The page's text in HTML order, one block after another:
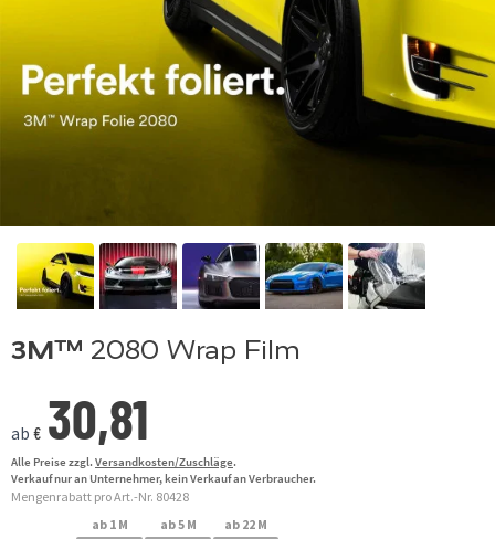
3M™ 2080 Wrap Film
ab € 30,81
Alle Preise zzgl.Versandkosten/Zuschläge.
Verkauf nur an Unternehmer, kein Verkauf an Verbraucher.
Mengenrabatt pro Art.-Nr. 80428
ab 1 M ab 5 M ab 22 M